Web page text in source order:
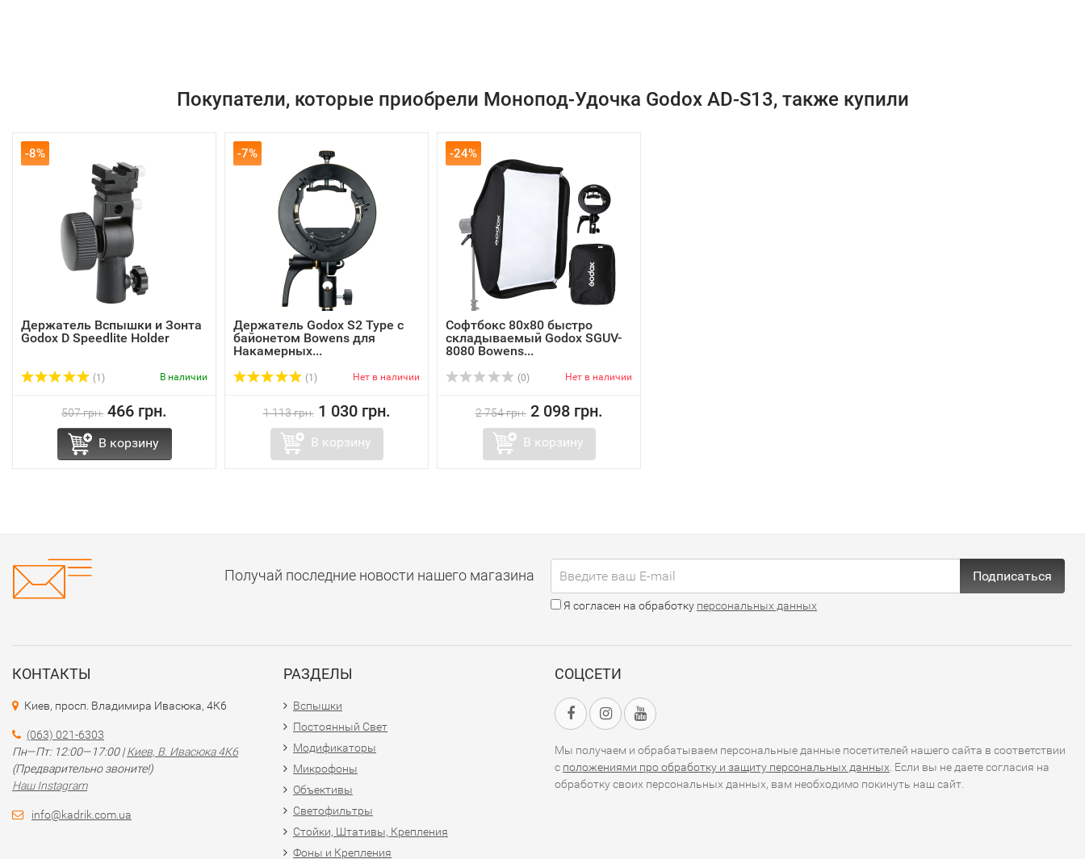
Покупатели, которые приобрели Монопод-Удочка Godox AD-S13, также купили
-8%
Держатель Вспышки и Зонта
Godox D Speedlite Holder
(1) В наличии
507 грн. 466 грн.
В корзину
-7%
Держатель Godox S2 Type с
байонетом Bowens для
Накамерных...
(1) Нет в наличии
1 113 грн. 1 030 грн.
В корзину
-24%
Софтбокс 80х80 быстро
складываемый Godox SGUV-
8080 Bowens...
(0) Нет в наличии
2 754 грн. 2 098 грн.
В корзину
Получай последние новости нашего магазина Подписаться
Я согласен на обработку персональных данных
КОНТАКТЫ
Киев, просп. Владимира Ивасюка, 4К6
(063) 021-6303
Пн—Пт: 12:00—17:00 |Киев, В. Ивасюка 4К6
(Предварительно звоните!)
Наш Instagram
info@kadrik.com.ua
РАЗДЕЛЫ
Вспышки
Постоянный Свет
Модификаторы
Микрофоны
Объективы
Светофильтры
Стойки, Штативы, Крепления
Фоны и Крепления
СОЦСЕТИ
Мы получаем и обрабатываем персональные данные посетителей нашего сайта в соответствии
с положениями про обработку и защиту персональных данных . Если вы не даете согласия на
обработку своих персональных данных, вам необходимо покинуть наш сайт.